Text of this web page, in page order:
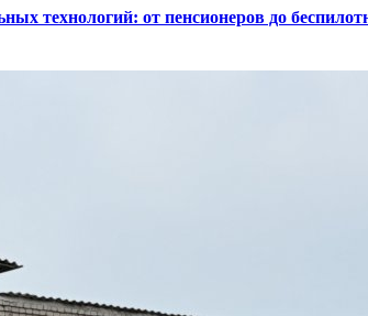
технологий: от пенсионеров до